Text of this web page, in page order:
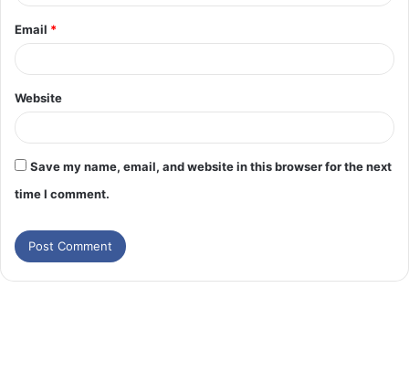
Email *
Website
Save my name, email, and website in this browser for the next
time I comment.